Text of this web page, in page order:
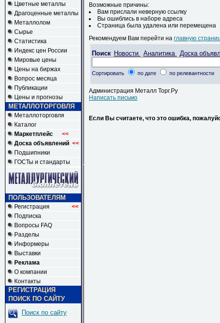
Цветные металлы
Драгоценные металлы
Металлолом
Сырье
Статистика
Индекс цен России
Мировые цены
Цены на биржах
Вопрос месяца
Публикации
Цены и прогнозы
МЕТАЛЛОТОРГОВЛЯ
Металлоторговля
Каталог
Маркетплейс
<<
Доска объявлений <<
Подшипники
ГОСТы и стандарты
ПОЛЬЗОВАТЕЛЯМ
Регистрация <<
Подписка
Вопросы FAQ
Разделы
Информеры
Выставки
Реклама
О компании
Контакты
РЕГИСТРАЦИЯ
ПОИСК ПО САЙТУ
Поиск по сайту
Возможные причины:
Вам прислали неверную ссылку
Вы ошиблись в наборе адреса
Страница была удалена или перемещена
Рекомендуем Вам перейти на главную
Поиск Новости Аналитика Доска
Сортировать по дате по релевантности
Администрация Металл Торг.Ру
Написать письмо
Если Вы считаете, что это ошибка,